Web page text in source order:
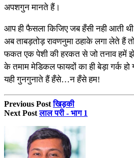
अपशगुन मानते हैं।
आप ही फैसला किजिए जब हँसी नही आती
अब ताबड़तोड़ रावणनुमा ठहाके लगा लेते हैं
फकत एक पेशी की हरकत से जो तनाव हमें
के तमाम मेडिकल फायदों का ही बेड़ा गर्क
यही गुनगुनाते हैं हँसे…न हँसे हम!
Previous Post खिड़की
Next Post लाल परी - भाग 1